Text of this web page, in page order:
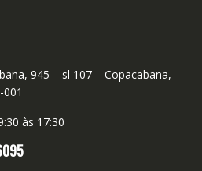
945 – sl 107 – Copacabana,
às 17:30